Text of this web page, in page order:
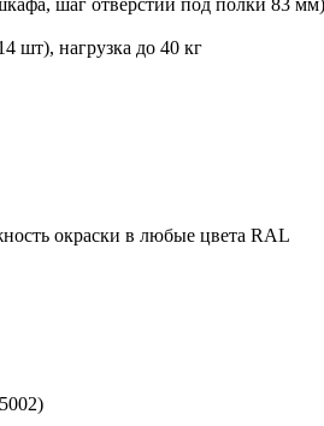
шт), нагрузка до 40 кг
окраски в любые цвета RAL